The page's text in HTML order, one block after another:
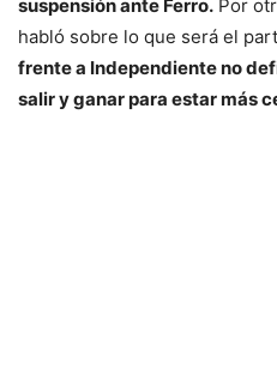
suspensión ante Ferro. Por
habló sobre lo que será el
frente a Independiente no
salir y ganar para estar más